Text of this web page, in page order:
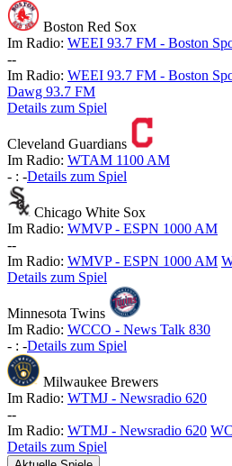
Boston Red Sox
Im Radio: WEEI 93.7 FM - Boston
--
Im Radio: WEEI 93.7 FM - Boston
Dawg 93.7 FM
Details zum Spiel
Cleveland Guardians
Im Radio: WTAM 1100 AM
- : -Details zum Spiel
Chicago White Sox
Im Radio: WMVP - ESPN 1000 AM
--
Im Radio: WMVP - ESPN 1000 AM
Details zum Spiel
Minnesota Twins
Im Radio: WCCO - News Talk 830
- : -Details zum Spiel
Milwaukee Brewers
Im Radio: WTMJ - Newsradio 620
--
Im Radio: WTMJ - Newsradio 620
Details zum Spiel